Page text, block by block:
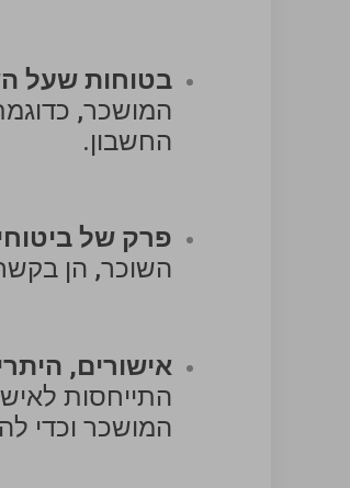
בטוחות שעל
המושכר,
החשבון.
פרק של
השוכר, הן
אישורים,
התייחסות
המושכר וכדי